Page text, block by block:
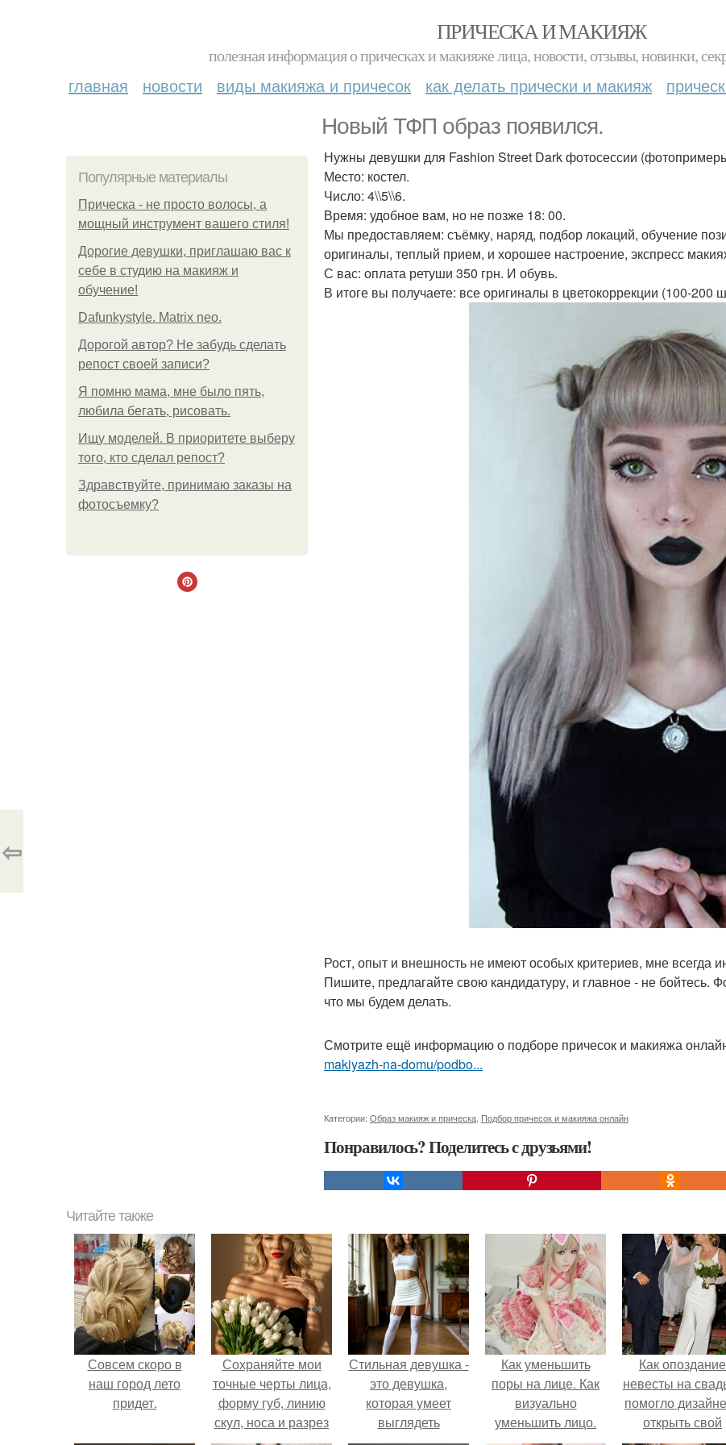
ПРИЧЕСКА И МАКИЯЖ
полезная информация о прическах и макияже лица, новости, отзывы, новинки,
главная новости виды макияжа и причесок как делать прически и макияж
Новый ТФП образ появился.
Популярные материалы
Прическа - не просто волосы, а
мощный инструмент вашего стиля!
Дорогие девушки, приглашаю вас к
себе в студию на макияж и
обучение!
Dafunkystyle. Matrix neo.
Дорогой автор? Не забудь сделать
репост своей записи?
Я помню мама, мне было пять,
любила бегать, рисовать.
Ищу моделей. В приоритете выберу
того, кто сделал репост?
Здравствуйте, принимаю заказы на
фотосъемку?
Нужны девушки для Fashion Street Dark фотосессии
Место: костел.
Число: 4\\5\\6.
Время: удобное вам, но не позже 18: 00.
Мы предоставляем: съёмку, наряд, подбор локаций, обучение
оригиналы, теплый прием, и хорошее настроение, экспресс
С вас: оплата ретуши 350 грн. И обувь.
В итоге вы получаете: все оригиналы в цветокоррекции (100-200
Рост, опыт и внешность не имеют особых критериев, мне всегда
Пишите, предлагайте свою кандидатуру, и главное - не бойтесь.
что мы будем делать.
Смотрите ещё информацию о подборе причесок и макияжа
makiyazh-na-domu/podbo...
Категории: Образ макияж и прическа Подбор причесок и макияжа онлайн
Понравилось? Поделитесь с друзьями!
⇦
Читайте также
Совсем скоро в
наш город лето
придет.
Сохраняйте мои
точные черты лица,
форму губ, линию
скул, носа и разрез
Стильная девушка -
это девушка,
которая умеет
выглядеть
Как уменьшить
поры на лице. Как
визуально
уменьшить лицо.
Как опоздание
невесты на
помогло
открыть свой